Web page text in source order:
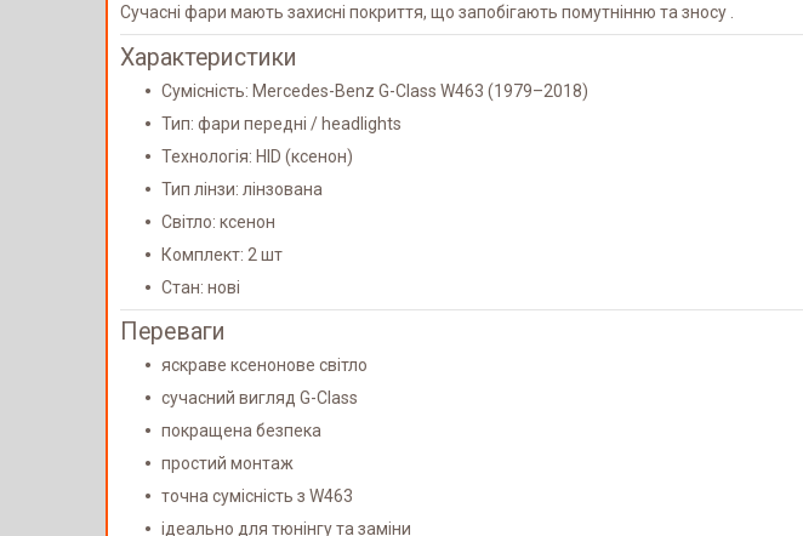
Сучасні фари мають захисні покриття, що запобігають помутнінню та зносу .
Характеристики
Сумісність: Mercedes-Benz G-Class W463 (1979–2018)
Тип: фари передні / headlights
Технологія: HID (ксенон)
Тип лінзи: лінзована
Світло: ксенон
Комплект: 2 шт
Стан: нові
Переваги
яскраве ксенонове світло
сучасний вигляд G-Class
покращена безпека
простий монтаж
точна сумісність з W463
ідеально для тюнінгу та заміни